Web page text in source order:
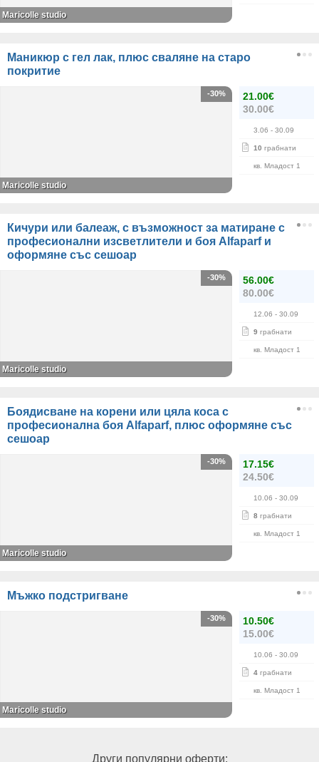
Maricolle studio
Маникюр с гел лак, плюс сваляне на старо
покритие
21.00€
30.00€
3.06 - 30.09
10 грабнати
кв. Младост 1
-30%
Maricolle studio
Кичури или балеаж, с възможност за матиране с
професионални изсветлители и боя Alfaparf и
оформяне със сешоар
56.00€
80.00€
12.06 - 30.09
9 грабнати
кв. Младост 1
-30%
Maricolle studio
Боядисване на корени или цяла коса с
професионална боя Alfaparf, плюс оформяне със
сешоар
17.15€
24.50€
10.06 - 30.09
8 грабнати
кв. Младост 1
-30%
Maricolle studio
Мъжко подстригване
10.50€
15.00€
10.06 - 30.09
4 грабнати
кв. Младост 1
-30%
Maricolle studio
Други популярни оферти: